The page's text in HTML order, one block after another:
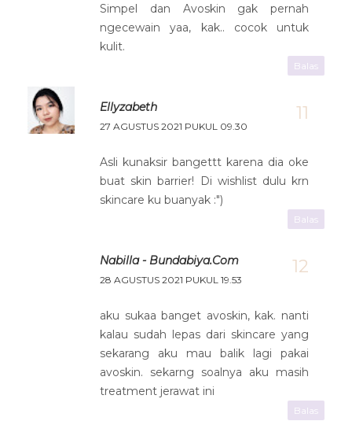
Simpel dan Avoskin gak pernah
ngecewain yaa, kak.. cocok untuk
kulit.
Balas
Ellyzabeth
27 AGUSTUS 2021 PUKUL 09.30
Asli kunaksir bangettt karena dia oke
buat skin barrier! Di wishlist dulu krn
skincare ku buanyak :")
Balas
Nabilla - Bundabiya.com
28 AGUSTUS 2021 PUKUL 19.53
aku sukaa banget avoskin, kak. nanti
kalau sudah lepas dari skincare yang
sekarang aku mau balik lagi pakai
avoskin. sekarng soalnya aku masih
treatment jerawat ini
Balas